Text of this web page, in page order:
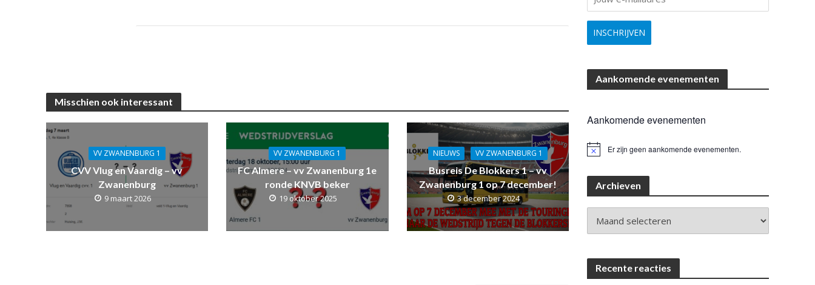
Misschien ook interessant
VV ZWANENBURG 1
CVV Vlug en Vaardig – vv
Zwanenburg
9 maart 2026
VV ZWANENBURG 1
FC Almere – vv Zwanenburg 1e
ronde KNVB beker
19 oktober 2025
NIEUWS VV ZWANENBURG 1
Busreis De Blokkers 1 – vv
Zwanenburg 1 op 7 december!
3 december 2024
Aankomende evenementen
Aankomende evenementen
B
t
Er zijn geen aankomende evenementen.
Archieven
Recente reacties